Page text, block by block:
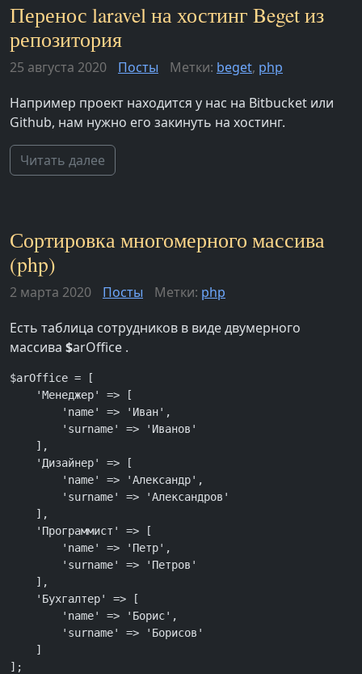
Перенос laravel на хостинг Beget из
репозитория
25 августа 2020 Посты Метки: beget, php
Например проект находится у нас на Bitbucket или
Github, нам нужно его закинуть на хостинг.
Читать далее
Сортировка многомерного массива
(php)
2 марта 2020 Посты Метки: php
Есть таблица сотрудников в виде двумерного
массива $arOffice .
$arOffice = [
];